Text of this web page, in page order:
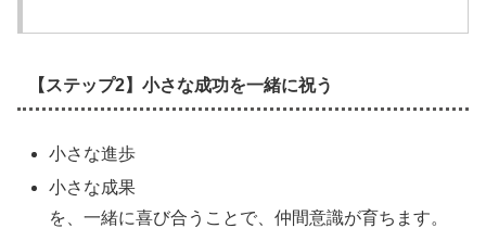
【ステップ2】小さな成功を一緒に祝う
小さな進歩
小さな成果
を、一緒に喜び合うことで、仲間意識が育ちます。